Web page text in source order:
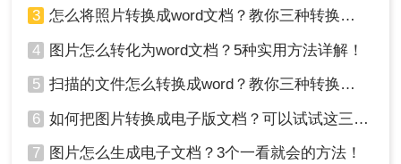
3 怎么将照片转换成word文档？教你三种转换方法！
4 图片怎么转化为word文档？5种实用方法详解！
5 扫描的文件怎么转换成word？教你三种转换方法！
6 如何把图片转换成电子版文档？可以试试这三个方法！
7 图片怎么生成电子文档？3个一看就会的方法！